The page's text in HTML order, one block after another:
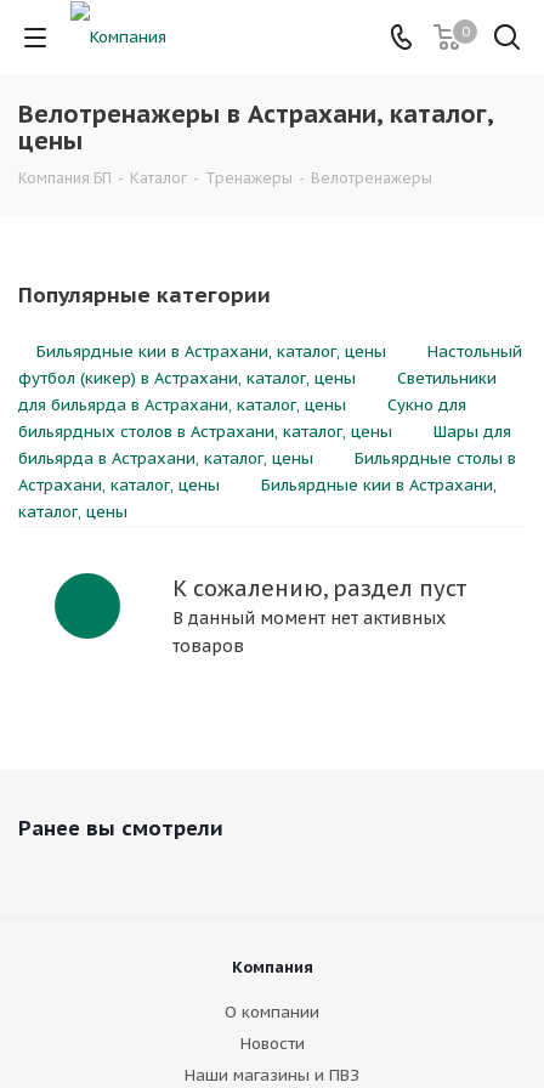
0
Велотренажеры в Астрахани, каталог,
цены
Компания БП - Каталог - Тренажеры - Велотренажеры
Популярные категории
Бильярдные кии в Астрахани, каталог, цены
Настольный
футбол (кикер) в Астрахани, каталог, цены
Светильники
для бильярда в Астрахани, каталог, цены
Сукно для
бильярдных столов в Астрахани, каталог, цены
Шары для
бильярда в Астрахани, каталог, цены
Бильярдные столы в
Астрахани, каталог, цены
Бильярдные кии в Астрахани,
каталог, цены
К сожалению, раздел пуст
В данный момент нет активных
товаров
Ранее вы смотрели
Компания
О компании
Новости
Наши магазины и ПВЗ